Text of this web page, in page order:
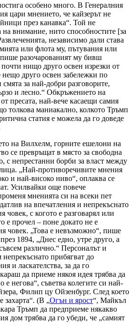
особено много. В Генералния
цари мнението, че кайзерът не
през канавка“. Той не
на внимание, нито способностите [за
независимо дали става
или флота му, пътувания или
пише разочарованият му бивш
нищо друго освен изрезки от
друго освен забележки по
за най-добри разговорите,
и лесно.“ Обкръжението на
пресата, най-вече касаещи самия
толкова маниакално, колкото Тръмп
статия е можела да го доведе
на Вилхелм, горните ешелони на
се превръщат в място за свободна
с непрестанни борби за власт между
„Най-противоречивите мнения
и най-високо ниво“, оплаква се
Усилвайки още повече
мненията си на всеки пет
на впечатления и непрекъснато
човек, с когото е разговарял или
е прочел – поне докато не е
човек. „Това е невъзможно“, пише
1894, „Днес едно, утре друго, а
различно.“ Персоналът и
прибягват до
и ласкателства, за да го
да приеме някоя идея трябва да
е негова“, съветва колегите си най-
Филип цу Ойзенбург. След което
захарта“. (В „Огън и ярост“, Майкъл
Тръмп да предприеме някакво
дом трябва да го убеди, че „самият